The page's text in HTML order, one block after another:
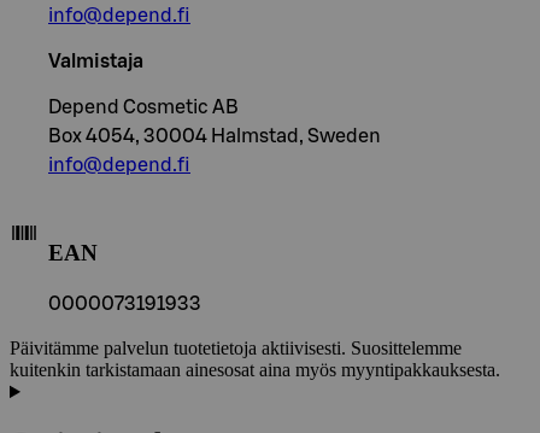
info@depend.fi
Valmistaja
Depend Cosmetic AB
Box 4054, 30004 Halmstad, Sweden
info@depend.fi
EAN
0000073191933
Päivitämme palvelun tuotetietoja aktiivisesti. Suosittelemme
kuitenkin tarkistamaan ainesosat aina myös myyntipakkauksesta.